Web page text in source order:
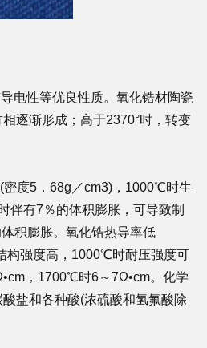
电性等优良性质。氧化锆材陶瓷
逐渐形成；高于2370°时，转变
度5．68g／cm3)，1000℃时生
伴有7％的体积膨胀，可导致制
积膨胀。氧化锆热导率低
构强度高，1000℃时耐压强度可
，1700℃时6～7Ω•cm。化学
盐和各种酸(浓硫酸和氢氟酸除